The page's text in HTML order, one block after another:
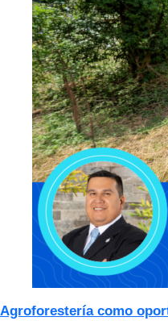
Agroforestería como